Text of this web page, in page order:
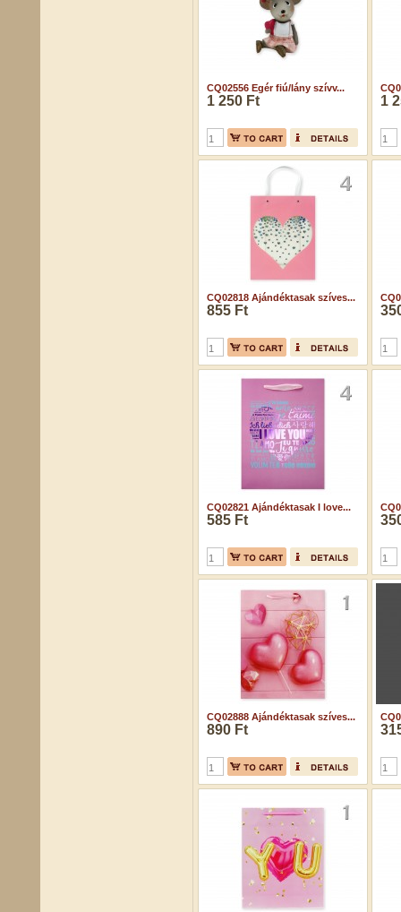
CQ02556 Egér fiú/lány szívv...
1 250 Ft 1
CQ02818 Ajándéktasak szíves...
855 Ft
CQ02821 Ajándéktasak I love...
585 Ft
CQ02888 Ajándéktasak szíves...
890 Ft